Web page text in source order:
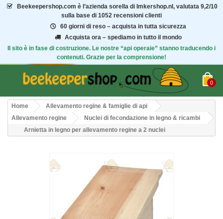
Beekeepershop.com è l’azienda sorella di Imkershop.nl, valutata 9,2/10
sulla base di 1052 recensioni clienti
60 giorni di reso – acquista in tutta sicurezza
Acquista ora – spediamo in tutto il mondo
Il sito è in fase di costruzione. Le nostre “api operaie” stanno traducendo i
contenuti. Grazie per la comprensione!
0
Home
Allevamento regine & famiglie di api
Allevamento regine
Nuclei di fecondazione in legno & ricambi
Arnietta in legno per allevamento regine a 2 nuclei